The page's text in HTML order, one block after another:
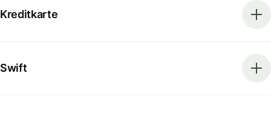
Kreditkarte
Swift